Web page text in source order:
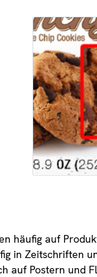
häufig auf
in Zeitschriften
auf Postern und